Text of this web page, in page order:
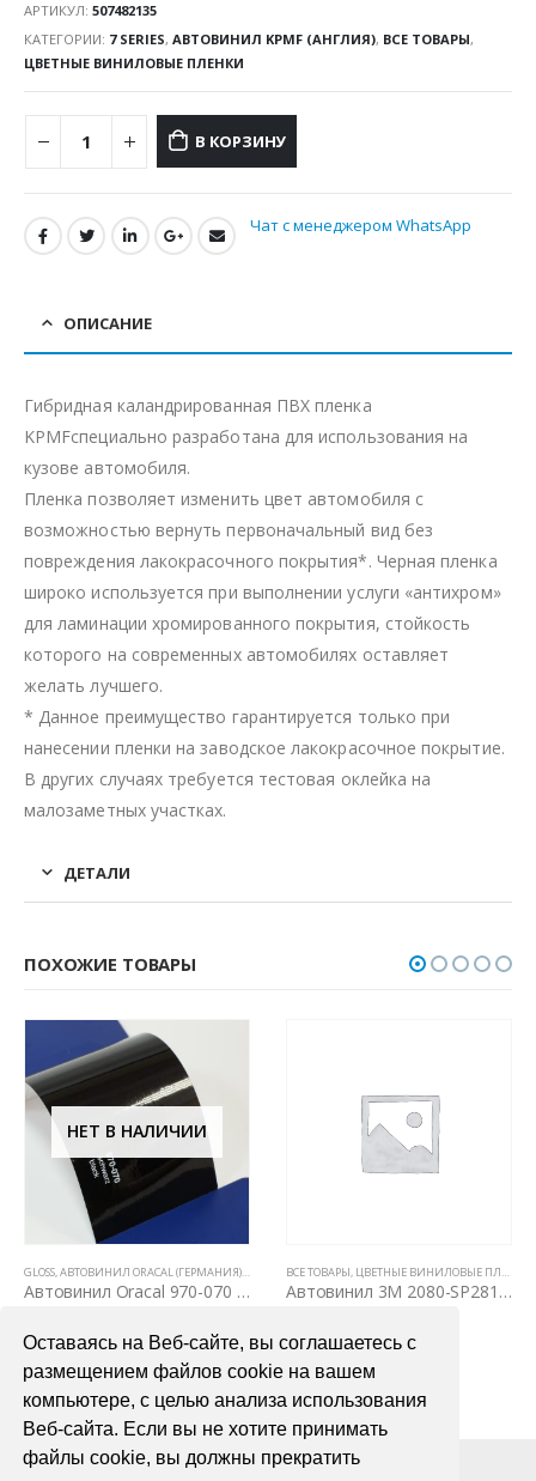
Оставаясь на Веб-сайте, вы соглашаетесь с
размещением файлов cookie на вашем
компьютере, с целью анализа использования
Веб-сайта. Если вы не хотите принимать
файлы cookie, вы должны прекратить
АРТИКУЛ: 507482135
КАТЕГОРИИ: 7 SERIES, АВТОВИНИЛ KPMF (АНГЛИЯ), ВСЕ ТОВАРЫ,
ЦВЕТНЫЕ ВИНИЛОВЫЕ ПЛЕНКИ
В КОРЗИНУ
Чат с менеджером WhatsApp
ОПИСАНИЕ
Гибридная каландрированная ПВХ пленка
KPMFспециально разработана для использования на
кузове автомобиля.
Пленка позволяет изменить цвет автомобиля с
возможностью вернуть первоначальный вид без
повреждения лакокрасочного покрытия*. Черная пленка
широко используется при выполнении услуги «антихром»
для ламинации хромированного покрытия, стойкость
которого на современных автомобилях оставляет
желать лучшего.
* Данное преимущество гарантируется только при
нанесении пленки на заводское лакокрасочное покрытие.
В других случаях требуется тестовая оклейка на
малозаметных участках.
ДЕТАЛИ
ПОХОЖИЕ ТОВАРЫ
ТОВАРЫ,ЦВЕТНЫЕ ВИНИЛОВЫЕ ПЛЕНКИ
НЕТ В НАЛИЧИИ
GLOSS,АВТОВИНИЛ ORACAL (ГЕРМАНИЯ),ВСЕ ТОВАРЫ,ЦВЕТНЫЕ ВИНИЛОВЫЕ ПЛЕНКИ
Автовинил Oracal 970-070 schwarz black – черный
ПОДРОБНЕЕ
ВСЕ ТОВАРЫ, ЦВЕТНЫЕ ВИНИЛОВЫЕ ПЛЕНКИ
Автовинил 3M 2080-SP281 Satin Flip Psychedelic
В КОРЗИНУ